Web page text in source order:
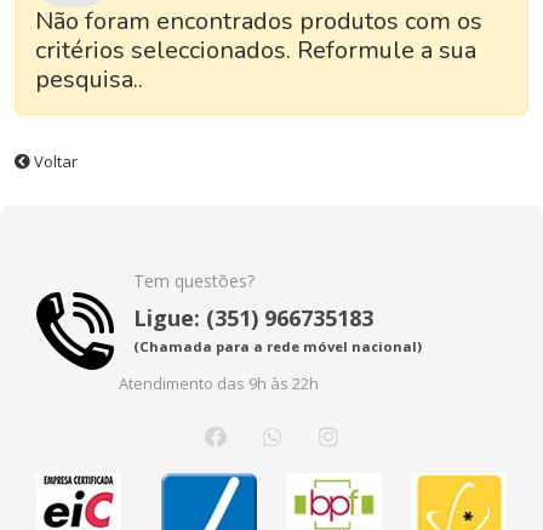
Não foram encontrados produtos com os
critérios seleccionados. Reformule a sua
pesquisa..
Voltar
Tem questões?
Ligue: (351) 966735183
(Chamada para a rede móvel nacional)
Atendimento das 9h às 22h